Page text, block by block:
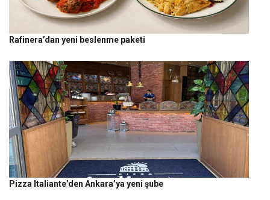
Rafinera’dan yeni beslenme paketi
Pizza Italiante’den Ankara’ya yeni şube